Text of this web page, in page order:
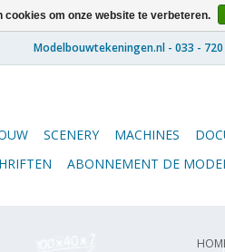
SCENERY MACHINES
ABONNEMENT DE
cookies om onze website te verbeteren.